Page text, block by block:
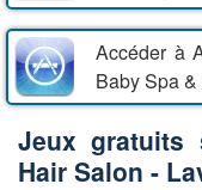
Accéder à
Baby Spa
Jeux gratuits
Hair Salon -